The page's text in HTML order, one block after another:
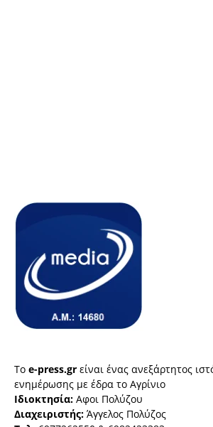
Το e-press.gr είναι ένας ανεξάρτητος
ενημέρωσης με έδρα το Αγρίνιο
Ιδιοκτησία: Αφοι Πολύζου
Διαχειριστής: Άγγελος Πολύζος